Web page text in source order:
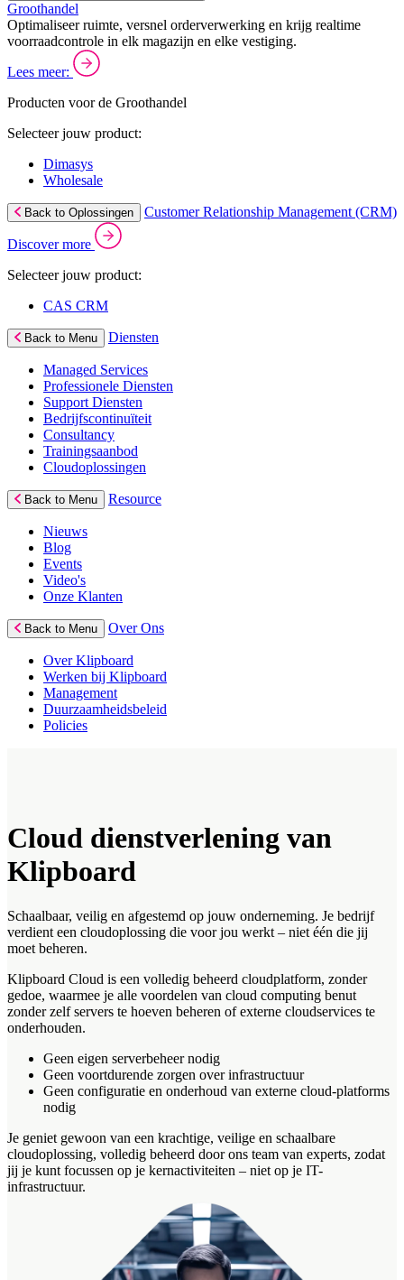
Groothandel
Optimaliseer ruimte, versnel orderverwerking en krijg realtime
voorraadcontrole in elk magazijn en elke vestiging.
Lees meer:
Producten voor de Groothandel
Selecteer jouw product:
Dimasys
Wholesale
Back to Oplossingen Customer Relationship Management (CRM)
Discover more
Selecteer jouw product:
CAS CRM
Back to Menu Diensten
Managed Services
Professionele Diensten
Support Diensten
Bedrijfscontinuïteit
Consultancy
Trainingsaanbod
Cloudoplossingen
Back to Menu Resource
Nieuws
Blog
Events
Video's
Onze Klanten
Back to Menu Over Ons
Over Klipboard
Werken bij Klipboard
Management
Duurzaamheidsbeleid
Policies
Cloud dienstverlening van
Klipboard
Schaalbaar, veilig en afgestemd op jouw onderneming. Je bedrijf
verdient een cloudoplossing die voor jou werkt – niet één die jij
moet beheren.
Klipboard Cloud is een volledig beheerd cloudplatform, zonder
gedoe, waarmee je alle voordelen van cloud computing benut
zonder zelf servers te hoeven beheren of externe cloudservices te
onderhouden.
Geen eigen serverbeheer nodig
Geen voortdurende zorgen over infrastructuur
Geen configuratie en onderhoud van externe cloud-platforms
nodig
Je geniet gewoon van een krachtige, veilige en schaalbare
cloudoplossing, volledig beheerd door ons team van experts, zodat
jij je kunt focussen op je kernactiviteiten – niet op je IT-
infrastructuur.